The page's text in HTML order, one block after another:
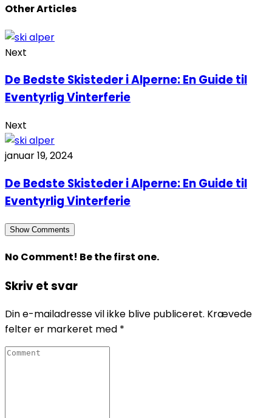
Other Articles
Next
De Bedste Skisteder i Alperne: En Guide til
Eventyrlig Vinterferie
Next
januar 19, 2024
De Bedste Skisteder i Alperne: En Guide til
Eventyrlig Vinterferie
Show Comments
No Comment! Be the first one.
Skriv et svar
Din e-mailadresse vil ikke blive publiceret. Krævede
felter er markeret med *